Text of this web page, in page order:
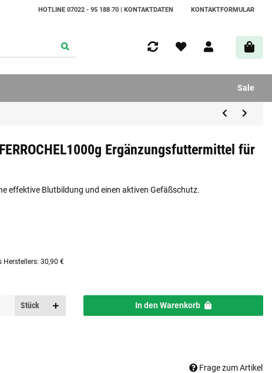
HOTLINE 07022 - 95 188 70 | KONTAKTDATEN KONTAKTFORMULAR
Sale
Ergänzungsfuttermittel für
effektive Blutbildung und einen aktiven Gefäßschutz.
Herstellers: 30,90 €
Stück In den Warenkorb
Frage zum Artikel